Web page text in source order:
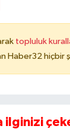
topluluk
Haber32 hiçbir
ilginizi